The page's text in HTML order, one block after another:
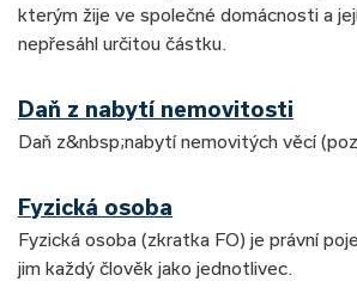
kterým žije ve společné domácnosti a
nepřesáhl určitou částku.
Daň z nabytí nemovitosti
Daň z&nbsp;nabytí nemovitých věcí
Fyzická osoba
Fyzická osoba (zkratka FO) je právní
jim každý člověk jako jednotlivec.